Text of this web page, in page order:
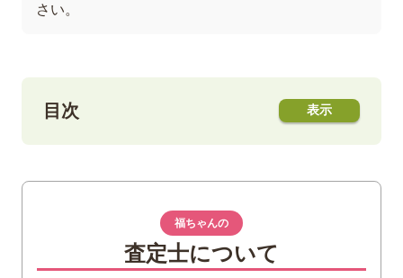
さい。
目次
機内持ち込みにオススメのルイヴィト
ン・トロリー
福ちゃんの
査定士について